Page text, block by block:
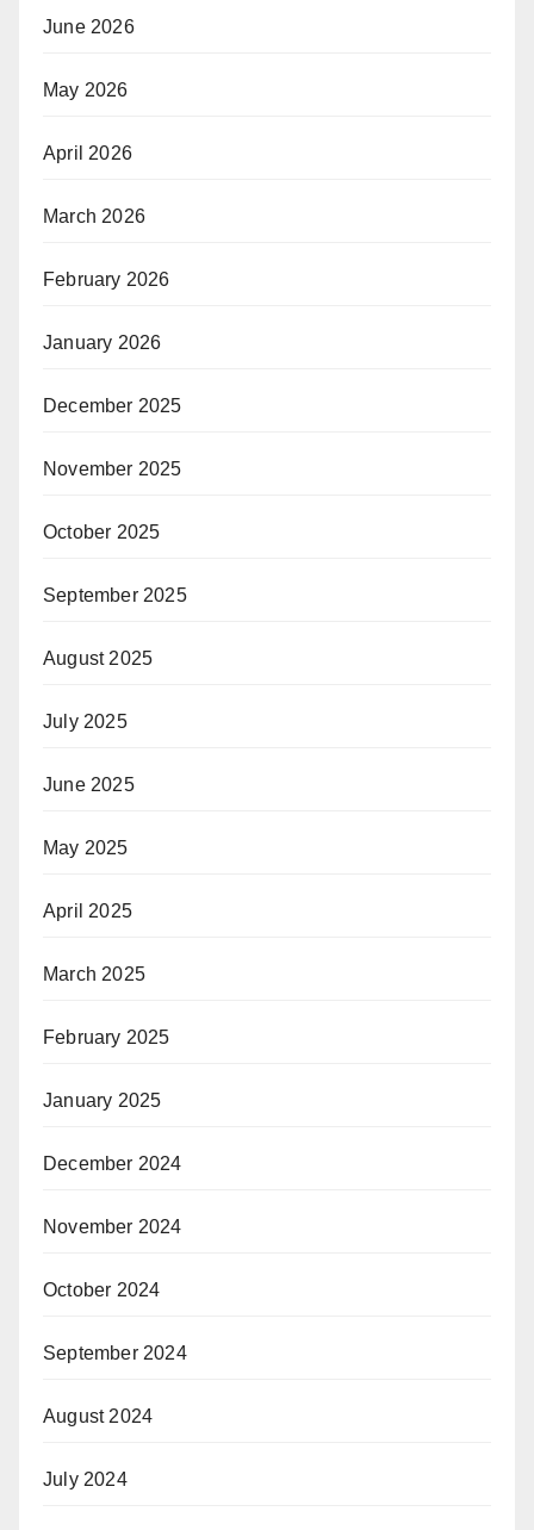
June 2026
May 2026
April 2026
March 2026
February 2026
January 2026
December 2025
November 2025
October 2025
September 2025
August 2025
July 2025
June 2025
May 2025
April 2025
March 2025
February 2025
January 2025
December 2024
November 2024
October 2024
September 2024
August 2024
July 2024